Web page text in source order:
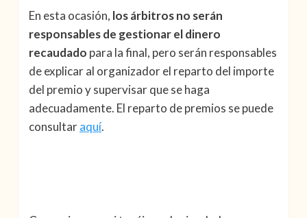
En esta ocasión, los árbitros no serán
responsables de gestionar el dinero
recaudado para la final, pero serán responsables
de explicar al organizador el reparto del importe
del premio y supervisar que se haga
adecuadamente. El reparto de premios se puede
consultaraquí.